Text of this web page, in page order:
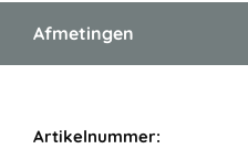
Afmetingen